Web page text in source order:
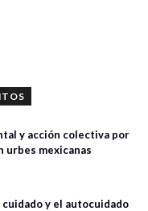
y acción colectiva por
urbes mexicanas
y el autocuidado